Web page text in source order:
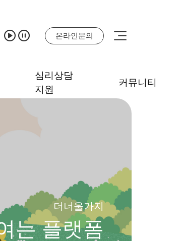
온라인문의
심리상담
지원
커뮤니티
더너울가지
는 플랫폼